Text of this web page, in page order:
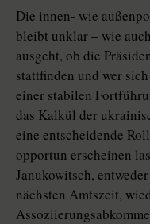
Die innen- wie
bleibt unklar – wie
ausgeht, ob die
stattfinden und wer
einer stabilen
das Kalkül der
eine entscheidende
opportun erscheinen
Janukowitsch,
nächsten Amtszeit,